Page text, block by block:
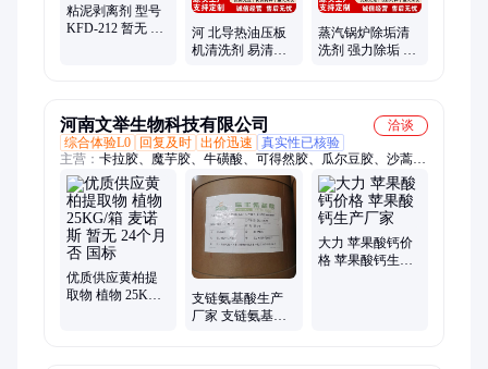
粘泥剥离剂 型号
KFD-212 暂无 PH
河 北导热油压板
机清洗剂 易清洗
蒸汽锅炉除垢清
洗剂 强力除垢 安
河南文举生物科技有限公司
洽谈
综合体验L0
回复及时 出价迅速
真实性已核验
主营： 卡拉胶、魔芋胶、牛磺酸、可得然胶、瓜尔豆胶、沙蒿子
胶、海藻酸钠、纳他酶素、食用明胶、聚丙烯酸钠、甲基纤维
素、酪蛋白酸钠、普鲁兰多糖、乳酸链球菌素、食品级黄原胶
优质供应黄柏提
取物 植物 25KG/
支链氨基酸生产
厂家 支链氨基酸
大力 苹果酸钙价
格 苹果酸钙生产